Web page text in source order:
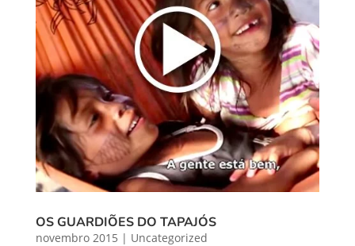
OS GUARDIÕES DO TAPAJÓS
novembro 2015 | Uncategorized